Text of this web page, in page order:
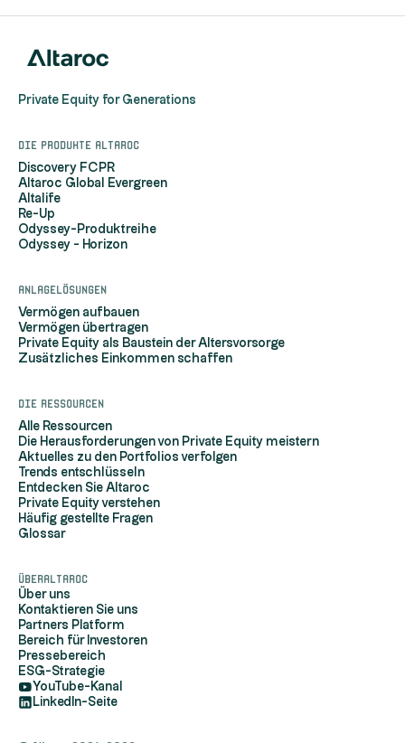
Private Equity for Generations
Die Produkte Altaroc
Discovery FCPR
Altaroc Global Evergreen
Altalife
Re-Up
Odyssey-Produktreihe
Odyssey - Horizon
Anlagelösungen
Vermögen aufbauen
Vermögen übertragen
Private Equity als Baustein der Altersvorsorge
Zusätzliches Einkommen schaffen
Die Ressourcen
Alle Ressourcen
Die Herausforderungen von Private Equity meistern
Aktuelles zu den Portfolios verfolgen
Trends entschlüsseln
Entdecken Sie Altaroc
Private Equity verstehen
Häufig gestellte Fragen
Glossar
ÜberAltaroc
Über uns
Kontaktieren Sie uns
Partners Platform
Bereich für Investoren
Pressebereich
ESG-Strategie
YouTube-Kanal
LinkedIn-Seite